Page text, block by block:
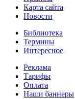
Карта сайта
Новости
Библиотека
Термины
Интересное
Реклама
Тарифы
Оплата
Наши баннеры